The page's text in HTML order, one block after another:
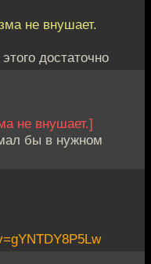
не внушает.
достаточно
не внушает.]
бы в нужном